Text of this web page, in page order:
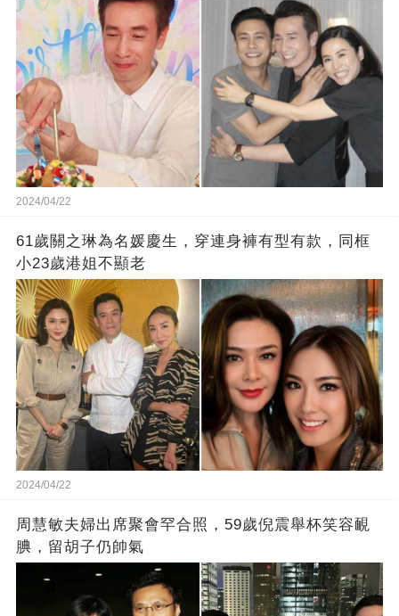
2024/04/22
61歲關之琳為名媛慶生，穿連身褲有型有款，同框
小23歲港姐不顯老
2024/04/22
周慧敏夫婦出席聚會罕合照，59歲倪震舉杯笑容靦
腆，留胡子仍帥氣